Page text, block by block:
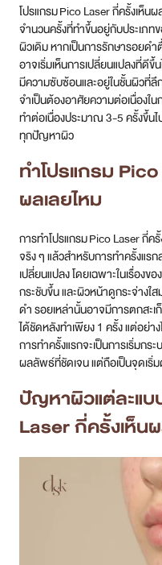
สาขา CDC
สาขา นครปฐม
ไทย
โปรแกรม Pico Laser กี่ครั้งเห็น
จำนวนครั้งที่ทำขึ้นอยู่กับประเภ
ผิวเดิม หากเป็นการรักษารอยด
อาจเริ่มเห็นการเปลี่ยนแปลงที่ดี
มีความซับซ้อนและอยู่ในชั้นผิวที่
จำเป็นต้องอาศัยความต่อเนื่องใ
ทำต่อเนื่องประมาณ 3-5 ครั้งขึ้น
ทุกปัญหาผิว
ทำโปรแกรม
ผลเลยไหม
การทำโปรแกรม Pico Laser กี่ค
จริง ๆ แล้วสำหรับการทำครั้งแ
เปลี่ยนแปลง โดยเฉพาะในเรื่อง
กระชับขึ้น และผิวหน้าดูกระจ่าง
ดำ รอยเหล่านั้นอาจมีการตกสะ
ได้ชัดหลังทำเพียง 1 ครั้ง แต่อย่
การทำครั้งแรกจะเป็นการเริ่มกร
ผลลัพธ์ที่ชัดเจน แต่ถือเป็นจุดเ
ปัญหาผิวแต่ละแบ
Laser กี่ครั้งเห็น